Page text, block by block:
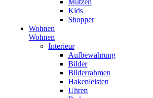
Mützen
Kids
Shopper
Wohnen
Wohnen
Interieur
Aufbewahrung
Bilder
Bilderrahmen
Hakenleisten
Uhren